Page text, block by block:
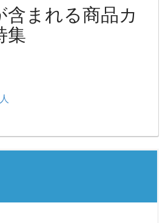
含まれる商品カ
集